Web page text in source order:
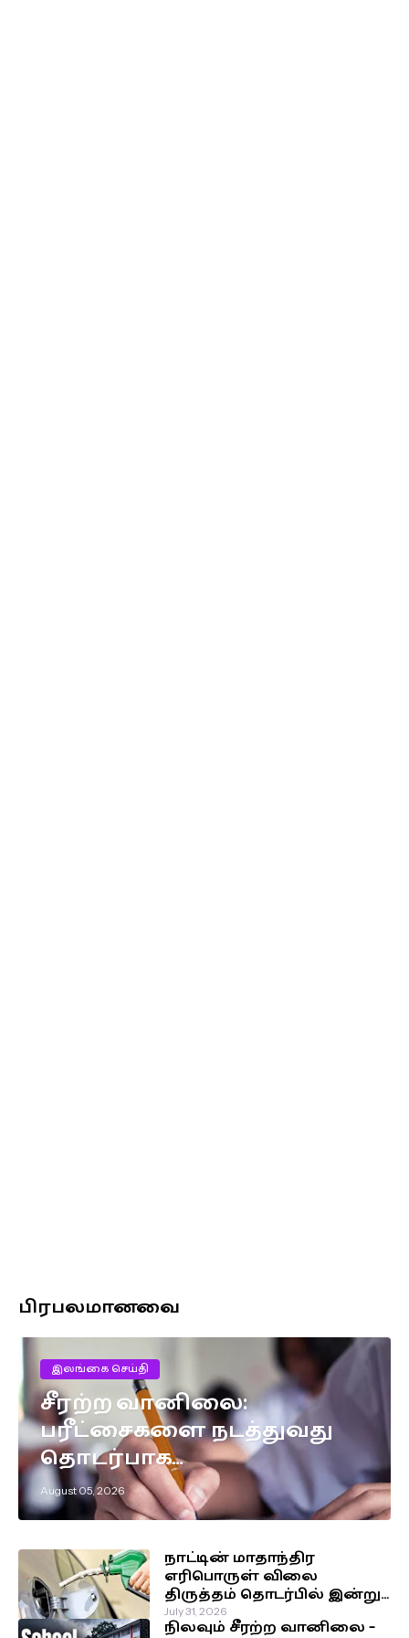
பிரபலமானவை
இலங்கை செய்தி
சீரற்ற வானிலை:
பரீட்சைகளை நடத்துவது
தொடர்பாக
எடுக்கப்பட்டுள்ள முக்கிய
தீர்மானம்!
August 05, 2026
நாட்டின் மாதாந்திர
எரிபொருள் விலை
திருத்தம் தொடர்பில் இன்று
வெளியாகவுள்ள அறிவிப்பு!
July 31, 2026
நிலவும் சீரற்ற வானிலை –